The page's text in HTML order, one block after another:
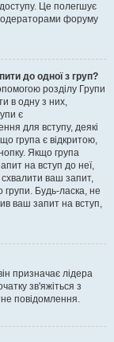
Це полегшує
форуму
до одної з груп?
розділу Групи
в одну з них,
є
для вступу, деякі
група є відкритою,
Якщо група
на вступ до неї,
схвалити ваш запит,
Будь-ласка, не
ваш запит на вступ,
призначає лідера
зв'яжіться з
повідомлення.